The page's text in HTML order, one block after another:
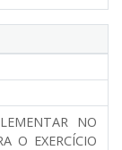
NO
O EXERCÍCIO